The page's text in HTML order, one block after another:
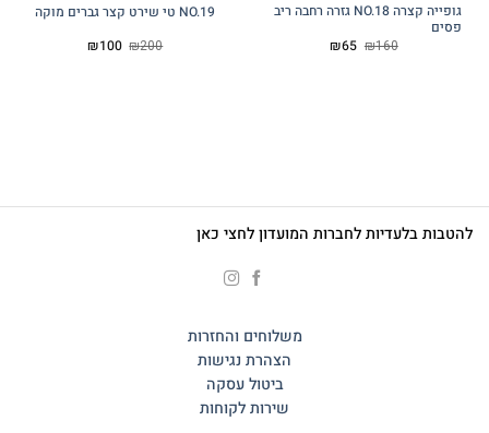
גופייה קצרה NO.18 גזרה רחבה ריב
פסים
₪160 המחיר
₪65 המחיר
NO.19 טי שירט קצר גברים מוקה
₪200 המחיר
₪100 המחיר
להטבות בלעדיות לחברות המועדון לחצי כאן
משלוחים והחזרות
הצהרת נגישות
ביטול עסקה
שירות לקוחות